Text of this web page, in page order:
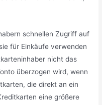
schnellen Zugriff auf
für Einkäufe verwenden
nicht das
überzogen wird, wenn
die direkt an ein
eine größere